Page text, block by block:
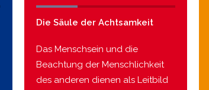
Die Säule der Achtsamkeit
Das Menschsein und die
Beachtung der Menschlichkeit
des anderen dienen als Leitbild